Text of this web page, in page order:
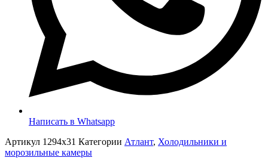
Написать в Whatsapp
Артикул 1294x31 Категории Атлант, Холодильники и
морозильные камеры